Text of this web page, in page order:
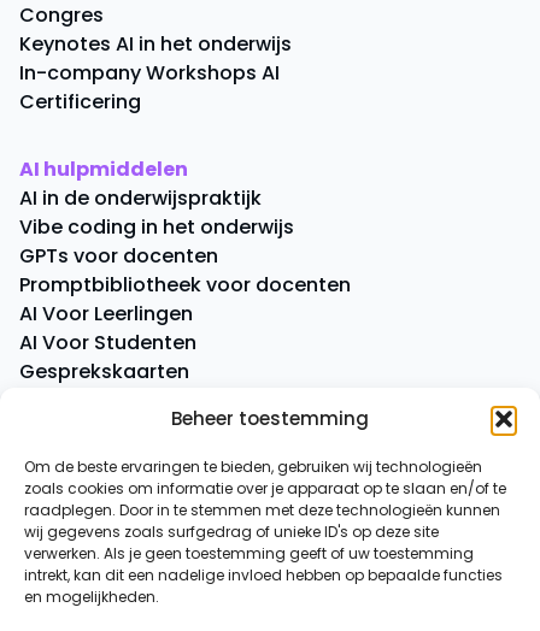
Beheer toestemming
Om de beste ervaringen te bieden, gebruiken wij technologieën
zoals cookies om informatie over je apparaat op te slaan en/of te
raadplegen. Door in te stemmen met deze technologieën kunnen
wij gegevens zoals surfgedrag of unieke ID's op deze site
verwerken. Als je geen toestemming geeft of uw toestemming
intrekt, kan dit een nadelige invloed hebben op bepaalde functies
en mogelijkheden.
Congres
Keynotes AI in het onderwijs
In-company Workshops AI
Certificering
AI hulpmiddelen
AI in de onderwijspraktijk
Vibe coding in het onderwijs
GPTs voor docenten
Promptbibliotheek voor docenten
AI Voor Leerlingen
AI Voor Studenten
Gesprekskaarten
Overige
AI-spiekbriefje
AI-tussenuurtje
Over ons
Contact